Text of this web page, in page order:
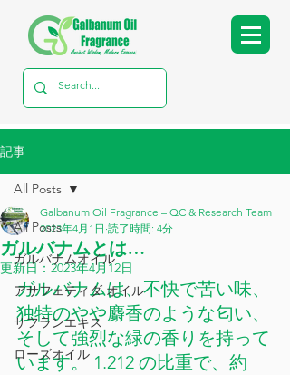
記事
All Posts
ガルバナムオイル
アサフェティダ オイル
サフランエキス
ローズオイル
All Posts
ガルバナムとは…
Galbanum Oil Fragrance – QC & Research Team
2023年4月1日 読了時間: 4分
更新日：2023年4月12日
ガルバナムは、不快で苦い味、
独特のやや麝香のような匂い、
そして強烈な緑の香りを持って
います。 1.212 の比重で、約